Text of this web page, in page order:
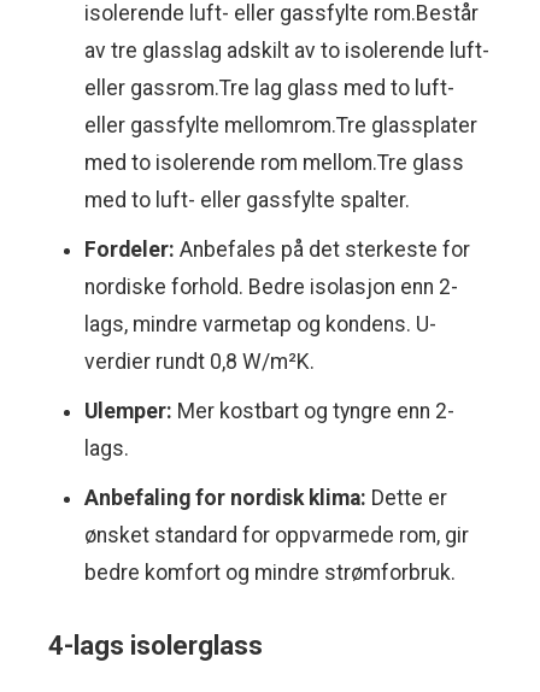
isolerende luft- eller gassfylte rom.Består
av tre glasslag adskilt av to isolerende luft-
eller gassrom.Tre lag glass med to luft-
eller gassfylte mellomrom.Tre glassplater
med to isolerende rom mellom.Tre glass
med to luft- eller gassfylte spalter.
Fordeler: Anbefales på det sterkeste for
nordiske forhold. Bedre isolasjon enn 2-
lags, mindre varmetap og kondens. U-
verdier rundt 0,8 W/m²K.
Ulemper: Mer kostbart og tyngre enn 2-
lags.
Anbefaling for nordisk klima: Dette er
ønsket standard for oppvarmede rom, gir
bedre komfort og mindre strømforbruk.
4-lags isolerglass